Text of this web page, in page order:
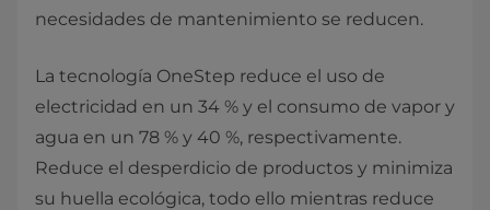
necesidades de mantenimiento se reducen.
La tecnología OneStep reduce el uso de
electricidad en un 34 % y el consumo de vapor y
agua en un 78 % y 40 %, respectivamente.
Reduce el desperdicio de productos y minimiza
su huella ecológica, todo ello mientras reduce